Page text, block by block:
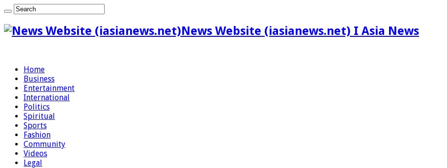
News Website (iasianews.net) I Asia News
Home
Business
Entertainment
International
Politics
Spiritual
Sports
Fashion
Community
Videos
Legal